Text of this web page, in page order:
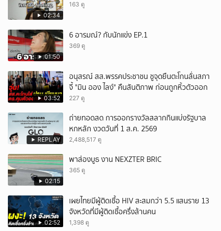
02:34
163 ดู
01:50
6 อารมณ์? กับนักแข่ง EP.1
369 ดู
03:52
อนุสรณ์ สส.พรรคประชาชน ชูจุดยืนตะโกนลั่นสภา
จี้ "มิน ออง ไลง์" คืนสันติภาพ ก่อนถูกหิ้วตัวออก
227 ดู
REPLAY
ถ่ายทอดสด การออกรางวัลสลากกินแบ่งรัฐบาล
หกหลัก งวดวันที่ 1 ส.ค. 2569
2,488,517 ดู
02:15
พาส่องบูธ งาน NEXZTER BRIC
365 ดู
02:52
เผยไทยมีผู้ติดเชื้อ HIV สะสมกว่า 5.5 แสนราย 13
จังหวัดที่มีผู้ติดเชื้อครึ่งล้านคน
1,398 ดู